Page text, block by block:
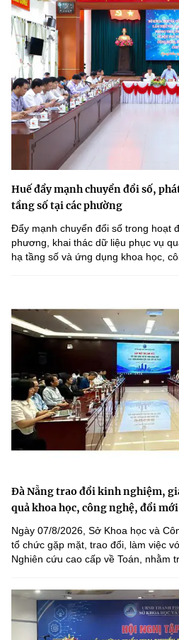
Huế đẩy mạnh chuyển đổi số,
tầng số tại các phường
Đẩy mạnh chuyển đổi số trong hoạt
phương, khai thác dữ liệu phục vụ
hạ tầng số và ứng dụng khoa học,
Đà Nẵng trao đổi kinh nghiệm,
quả khoa học, công nghệ, đổi
Ngày 07/8/2026, Sở Khoa học và
tổ chức gặp mặt, trao đổi, làm việc
Nghiên cứu cao cấp về Toán, nhằm